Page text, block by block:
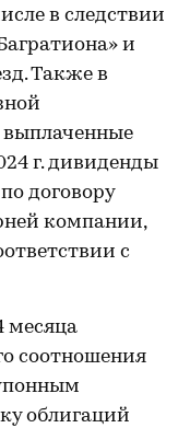
в следствии
и
Также в
выплаченные
г. дивиденды
договору
компании,
с
месяца
соотношения
облигаций